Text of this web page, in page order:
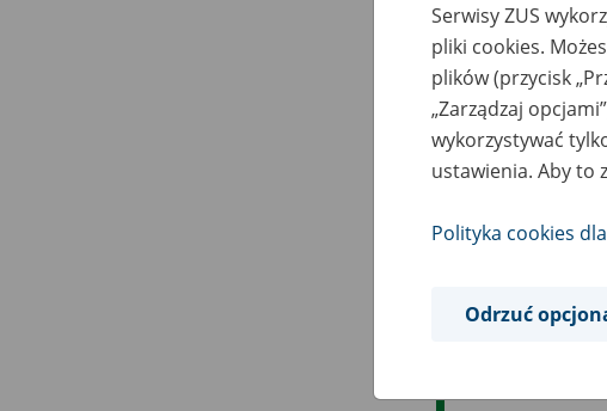
Serwisy ZUS
pliki cookies.
plików (przycisk
„Zarządzaj
wykorzystywać
ustawienia. Aby to
Polityka cookies
Odrzuć